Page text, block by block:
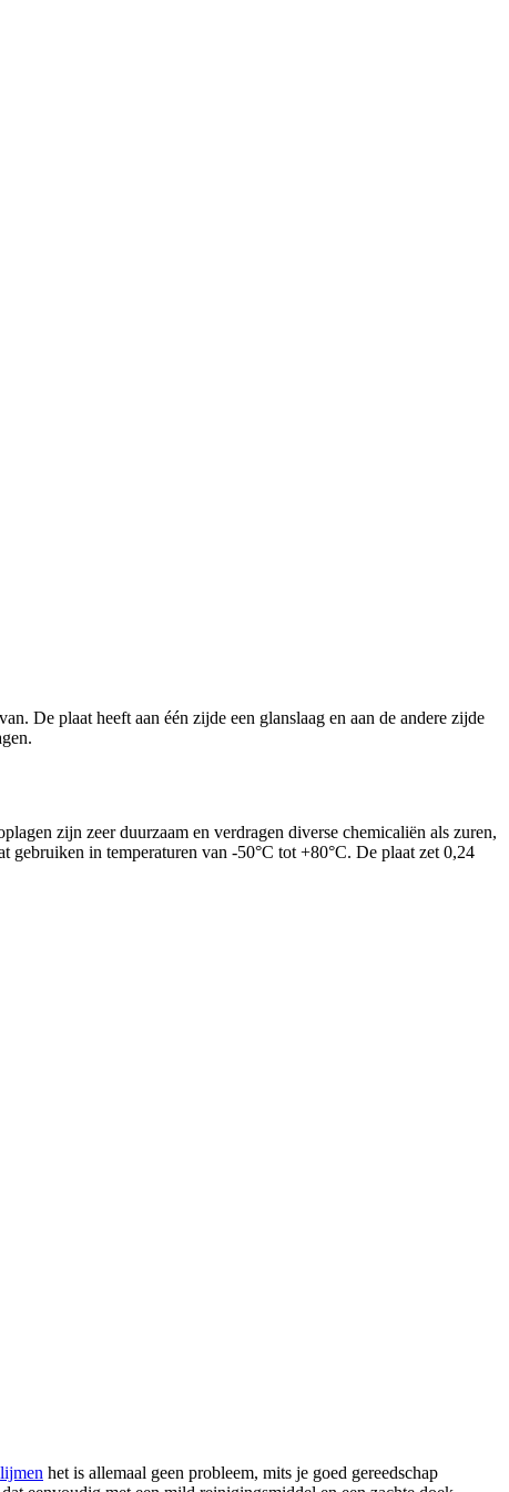
De plaat heeft aan één zijde een glanslaag en aan de andere zijde
zijn zeer duurzaam en verdragen diverse chemicaliën als zuren,
in temperaturen van -50°C tot +80°C. De plaat zet 0,24
lijmen het is allemaal geen probleem, mits je goed gereedschap